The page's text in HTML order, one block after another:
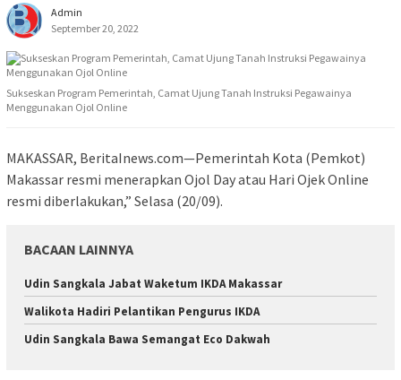
Admin
September 20, 2022
Sukseskan Program Pemerintah, Camat Ujung Tanah Instruksi Pegawainya
Menggunakan Ojol Online
MAKASSAR, BeritaInews.com—Pemerintah Kota (Pemkot)
Makassar resmi menerapkan Ojol Day atau Hari Ojek Online
resmi diberlakukan,” Selasa (20/09).
BACAAN LAINNYA
Udin Sangkala Jabat Waketum IKDA Makassar
Walikota Hadiri Pelantikan Pengurus IKDA
Udin Sangkala Bawa Semangat Eco Dakwah